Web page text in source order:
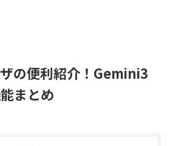
の便利紹介！Gemini3
まとめ